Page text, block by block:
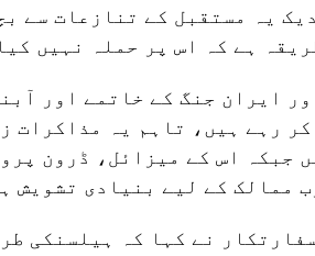
یہ مستقبل کے تنازعات سے
ہے کہ اس پر حملہ نہیں
ایران جنگ کے خاتمے اور
کر رہے ہیں، تاہم یہ مذاکرات
جبکہ اس کے میزائل، ڈرون
ممالک کے لیے بنیادی تشویش
نے کہا کہ ہیلسنکی